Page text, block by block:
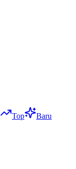
Top Baru